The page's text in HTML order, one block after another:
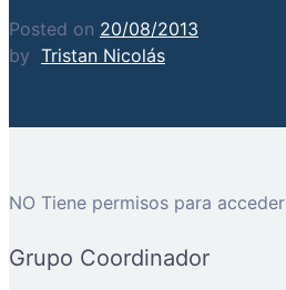
Posted on 20/08/2013
by Tristan Nicolás
NO Tiene permisos para
Grupo Coordinador